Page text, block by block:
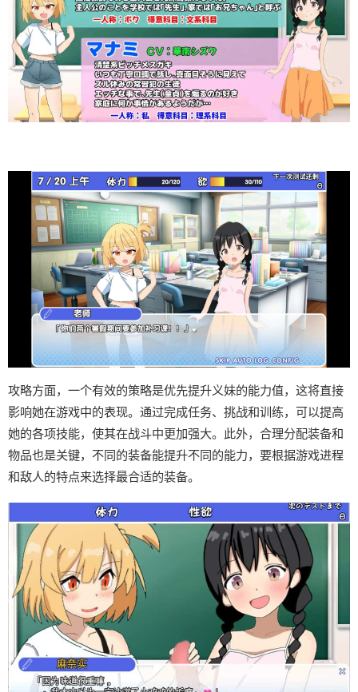
攻略方面，一个有效的策略是优先提升义妹的能力值，这将直接
影响她在游戏中的表现。通过完成任务、挑战和训练，可以提高
她的各项技能，使其在战斗中更加强大。此外，合理分配装备和
物品也是关键，不同的装备能提升不同的能力，要根据游戏进程
和敌人的特点来选择最合适的装备。